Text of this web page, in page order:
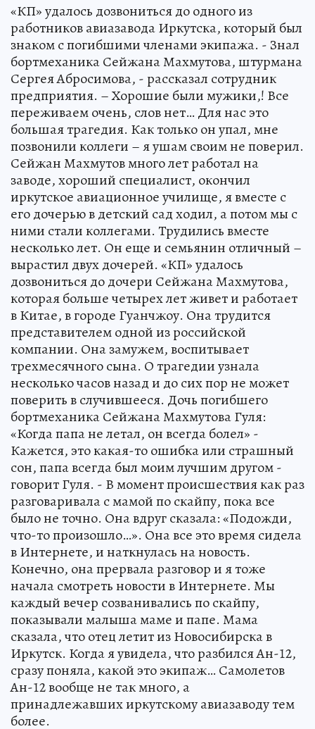
«КП» удалось дозвониться до одного из
работников авиазавода Иркутска, который был
знаком с погибшими членами экипажа. - Знал
бортмеханика Сейжана Махмутова, штурмана
Сергея Абросимова, - рассказал сотрудник
предприятия. – Хорошие были мужики,! Все
переживаем очень, слов нет… Для нас это
большая трагедия. Как только он упал, мне
позвонили коллеги – я ушам своим не поверил.
Сейжан Махмутов много лет работал на
заводе, хороший специалист, окончил
иркутское авиационное училище, я вместе с
его дочерью в детский сад ходил, а потом мы с
ними стали коллегами. Трудились вместе
несколько лет. Он еще и семьянин отличный –
вырастил двух дочерей. «КП» удалось
дозвониться до дочери Сейжана Махмутова,
которая больше четырех лет живет и работает
в Китае, в городе Гуанчжоу. Она трудится
представителем одной из российской
компании. Она замужем, воспитывает
трехмесячного сына. О трагедии узнала
несколько часов назад и до сих пор не может
поверить в случившееся. Дочь погибшего
бортмеханика Сейжана Махмутова Гуля:
«Когда папа не летал, он всегда болел» -
Кажется, это какая-то ошибка или страшный
сон, папа всегда был моим лучшим другом -
говорит Гуля. - В момент происшествия как раз
разговаривала с мамой по скайпу, пока все
было не точно. Она вдруг сказала: «Подожди,
что-то произошло…». Она все это время сидела
в Интернете, и наткнулась на новость.
Конечно, она прервала разговор и я тоже
начала смотреть новости в Интернете. Мы
каждый вечер созванивались по скайпу,
показывали малыша маме и папе. Мама
сказала, что отец летит из Новосибирска в
Иркутск. Когда я увидела, что разбился Ан-12,
сразу поняла, какой это экипаж… Самолетов
Ан-12 вообще не так много, а
принадлежавших иркутскому авиазаводу тем
более.